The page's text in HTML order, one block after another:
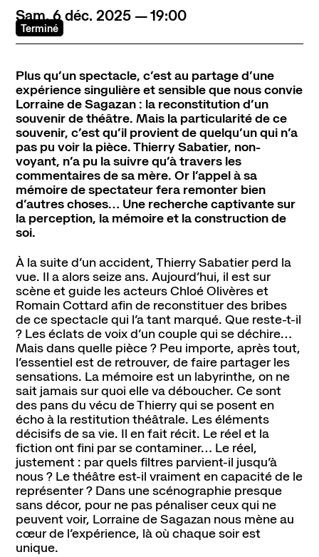
Sam. 6 déc. 2025 19:00
Terminé
Plus qu’un spectacle, c’est au partage d’une
expérience singulière et sensible que nous convie
Lorraine de Sagazan : la reconstitution d’un
souvenir de théâtre. Mais la particularité de ce
souvenir, c’est qu’il provient de quelqu’un qui n’a
pas pu voir la pièce. Thierry Sabatier, non-
voyant, n’a pu la suivre qu’à travers les
commentaires de sa mère. Or l’appel à sa
mémoire de spectateur fera remonter bien
d’autres choses… Une recherche captivante sur
la perception, la mémoire et la construction de
soi.
À la suite d’un accident, Thierry Sabatier perd la
vue. Il a alors seize ans. Aujourd’hui, il est sur
scène et guide les acteurs Chloé Olivères et
Romain Cottard afin de reconstituer des bribes
de ce spectacle qui l’a tant marqué. Que reste-t-il
? Les éclats de voix d’un couple qui se déchire…
Mais dans quelle pièce ? Peu importe, après tout,
l’essentiel est de retrouver, de faire partager les
sensations. La mémoire est un labyrinthe, on ne
sait jamais sur quoi elle va déboucher. Ce sont
des pans du vécu de Thierry qui se posent en
écho à la restitution théâtrale. Les éléments
décisifs de sa vie. Il en fait récit. Le réel et la
fiction ont fini par se contaminer… Le réel,
justement : par quels filtres parvient-il jusqu’à
nous ? Le théâtre est-il vraiment en capacité de le
représenter ? Dans une scénographie presque
sans décor, pour ne pas pénaliser ceux qui ne
peuvent voir, Lorraine de Sagazan nous mène au
cœur de l’expérience, là où chaque soir est
unique.
ContactNewsletter